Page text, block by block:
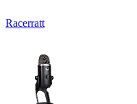
Racerratt